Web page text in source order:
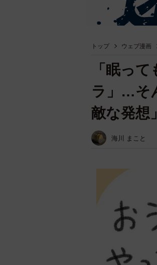
トップ ウェブ漫画
「眠っ
ラ」…そ
敵な発想
海川 まこと